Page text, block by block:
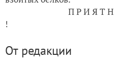
П Р И Я Т Н О Г
!
От редакции